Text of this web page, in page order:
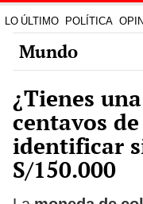
LO ÚLTIMO POLÍTICA
Mundo
¿Tienes
centavos
identificar
S/150.000